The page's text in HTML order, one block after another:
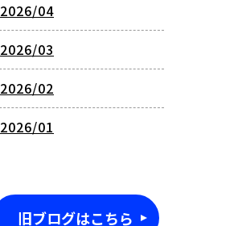
2026/04
2026/03
2026/02
2026/01
旧ブログはこちら